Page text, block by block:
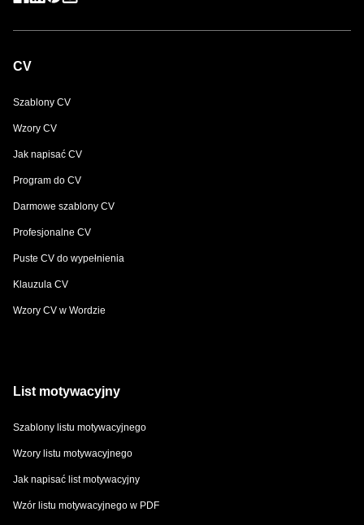
CV
Szablony CV
Wzory CV
Jak napisać CV
Program do CV
Darmowe szablony CV
Profesjonalne CV
Puste CV do wypełnienia
Klauzula CV
Wzory CV w Wordzie
List motywacyjny
Szablony listu motywacyjnego
Wzory listu motywacyjnego
Jak napisać list motywacyjny
Wzór listu motywacyjnego w PDF